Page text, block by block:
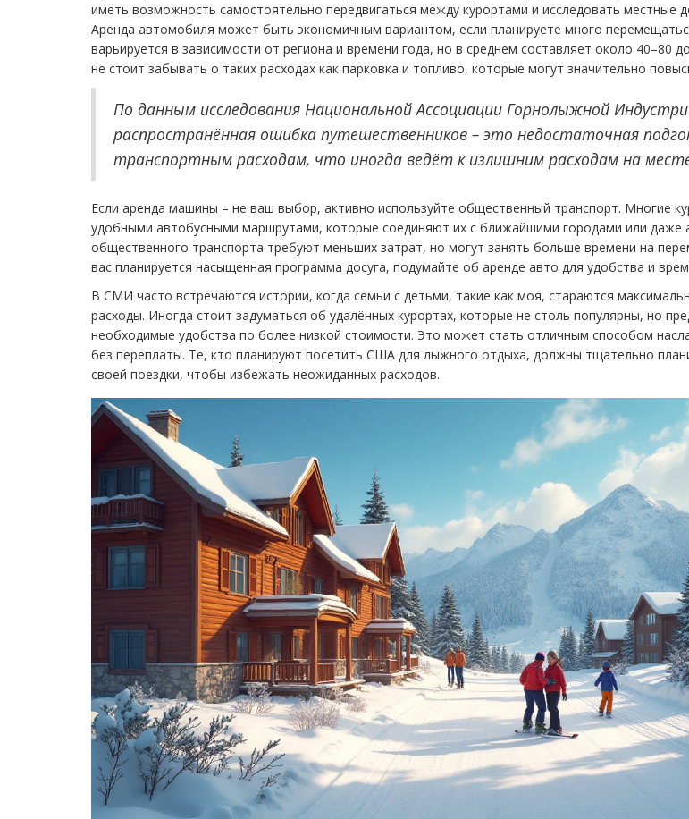
иметь возможность самостоятельно передвигаться между курортами и исследовать местные
Аренда автомобиля может быть экономичным вариантом, если планируете много
варьируется в зависимости от региона и времени года, но в среднем составляет около 40–80
не стоит забывать о таких расходах как парковка и топливо, которые могут значительно
По данным исследования Национальной Ассоциации Горнолыжной
распространённая ошибка путешественников – это недостаточная
транспортным расходам, что иногда ведёт к излишним расходам на
Если аренда машины – не ваш выбор, активно используйте общественный транспорт. Многие
удобными автобусными маршрутами, которые соединяют их с ближайшими городами или даже
общественного транспорта требуют меньших затрат, но могут занять больше времени на
вас планируется насыщенная программа досуга, подумайте об аренде авто для удобства и
В СМИ часто встречаются истории, когда семьи с детьми, такие как моя, стараются
расходы. Иногда стоит задуматься об удалённых курортах, которые не столь популярны, но
необходимые удобства по более низкой стоимости. Это может стать отличным способом
без переплаты. Те, кто планируют посетить США для лыжного отдыха, должны тщательно
своей поездки, чтобы избежать неожиданных расходов.